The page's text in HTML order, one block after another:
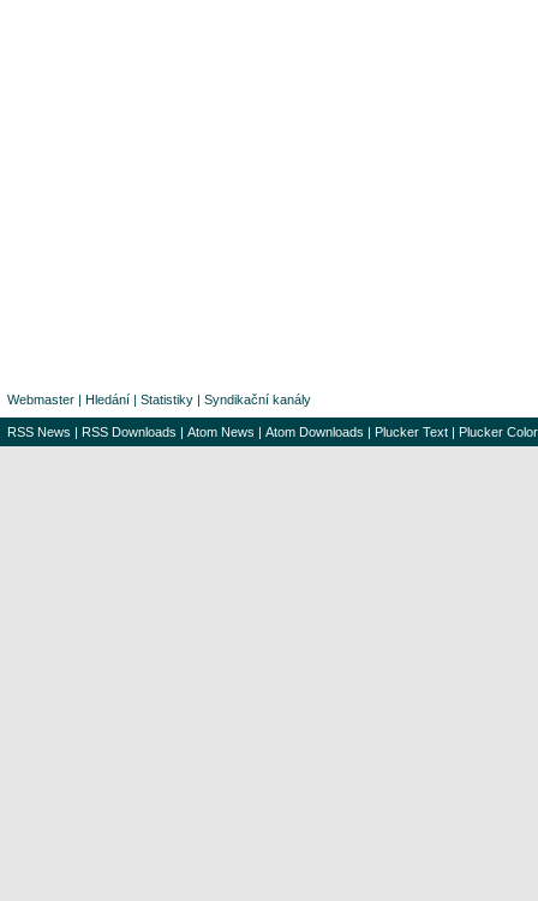
Webmaster | Hledání | Statistiky | Syndikační kanály
RSS News | RSS Downloads | Atom News | Atom Downloads | Plucker Text | Plucker Color